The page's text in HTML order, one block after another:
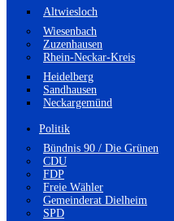
Altwiesloch
Wiesenbach
Zuzenhausen
Rhein-Neckar-Kreis
Heidelberg
Sandhausen
Neckargemünd
Politik
Bündnis 90 / Die Grünen
CDU
FDP
Freie Wähler
Gemeinderat Dielheim
SPD